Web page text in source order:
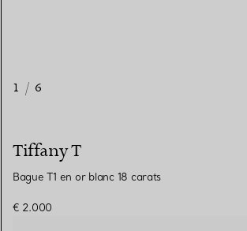
1 / 6
Tiffany T
Bague T1 en or blanc 18 carats
€ 2.000